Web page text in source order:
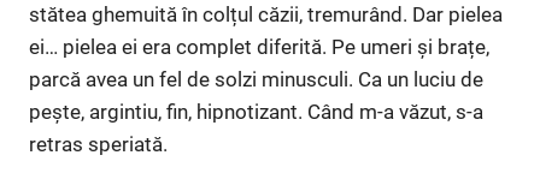
stătea ghemuită în colțul căzii, tremurând. Dar pielea
ei… pielea ei era complet diferită. Pe umeri și brațe,
parcă avea un fel de solzi minusculi. Ca un luciu de
pește, argintiu, fin, hipnotizant. Când m-a văzut, s-a
retras speriată.